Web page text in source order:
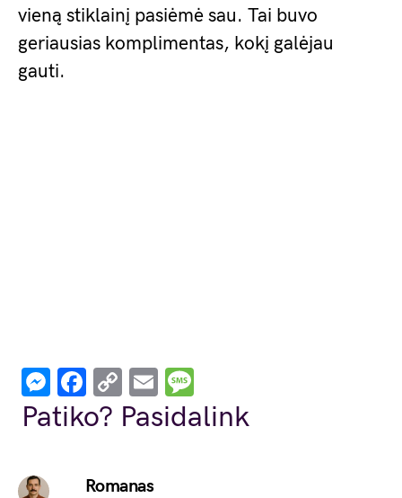
vieną stiklainį pasiėmė sau. Tai buvo
geriausias komplimentas, kokį galėjau
gauti.
Messenger
Facebook
Copy
Link
Email
Patiko? Pasidalink
Romanas